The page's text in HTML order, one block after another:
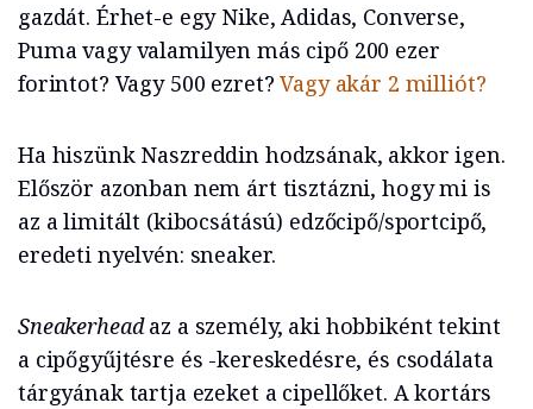
gazdát. Érhet-e egy Nike, Adidas, Converse,
Puma vagy valamilyen más cipő 200 ezer
forintot? Vagy 500 ezret?Vagy akár 2 milliót?
Ha hiszünk Naszreddin hodzsának, akkor igen.
Először azonban nem árt tisztázni, hogy mi is
az a limitált (kibocsátású) edzőcipő/sportcipő,
eredeti nyelvén: sneaker.
Sneakerheadaz a személy, aki hobbiként tekint
a cipőgyűjtésre és -kereskedésre, és csodálata
tárgyának tartja ezeket a cipellőket. A kortárs